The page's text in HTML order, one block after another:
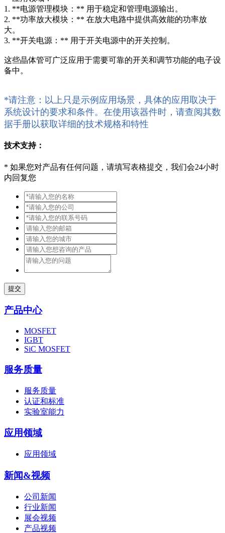
1. **电源管理模块：** 用于稳定和管理电源输出。
2. **功率放大模块：** 在放大电路中提供高效能的功率放
大。
3. **开关电源：** 用于开关电源中的开关控制。
这些晶体管可广泛应用于需要可靠的开关和调节功能的电子设
备中。
*请注意：以上只是示例应用场景，具体的应用取决于
系统设计的要求和条件。在使用该器件时，请查阅其数
据手册以获取详细的技术规格和特性
技术支持：
* 如果您对产品有任何问题，请填写表格提交，我们会24小时
内回复您
提交
产品中心
MOSFET
IGBT
SiC MOSFET
服务质量
服务质量
认证和标准
实验室能力
应用领域
应用领域
新闻&视频
公司新闻
行业新闻
展会视频
产品视频